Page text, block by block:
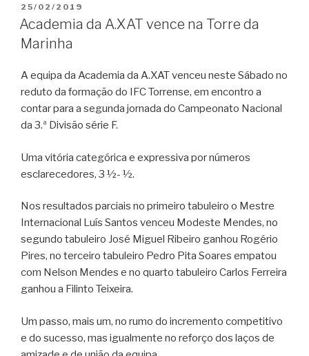
PUBLICADO
EM
25/02/2019
Academia da A.XAT vence na Torre da
Marinha
A equipa da Academia da A.XAT venceu neste Sábado no
reduto da formação do IFC Torrense, em encontro a
contar para a segunda jornada do Campeonato Nacional
da 3.ª Divisão série F.
Uma vitória categórica e expressiva por números
esclarecedores, 3 ½- ½.
Nos resultados parciais no primeiro tabuleiro o Mestre
Internacional Luís Santos venceu Modeste Mendes, no
segundo tabuleiro José Miguel Ribeiro ganhou Rogério
Pires, no terceiro tabuleiro Pedro Pita Soares empatou
com Nelson Mendes e no quarto tabuleiro Carlos Ferreira
ganhou a Filinto Teixeira.
Um passo, mais um, no rumo do incremento competitivo
e do sucesso, mas igualmente no reforço dos laços de